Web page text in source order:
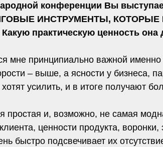
конференции Вы
ИНСТРУМЕНТЫ, КОТОРЫЕ
практическую ценность
мне принципиально важной
– выше, а ясности у бизнеса,
усилить, и в итоге получают
простая и, возможно, не самая
ценности продукта,
быстро подсвечивает их